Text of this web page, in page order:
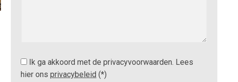
Ik ga akkoord met de privacyvoorwaarden. Lees
hier ons privacybeleid (*)